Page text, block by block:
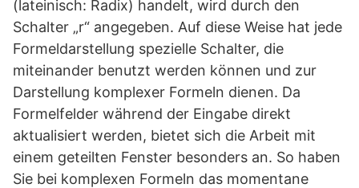
(lateinisch: Radix) handelt, wird durch den
Schalter „r“ angegeben. Auf diese Weise hat jede
Formeldarstellung spezielle Schalter, die
miteinander benutzt werden können und zur
Darstellung komplexer Formeln dienen. Da
Formelfelder während der Eingabe direkt
aktualisiert werden, bietet sich die Arbeit mit
einem geteilten Fenster besonders an. So haben
Sie bei komplexen Formeln das momentane